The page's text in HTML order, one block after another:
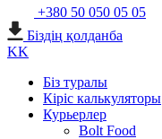
+380 50 050 05 05
Біздің қолданба
KK
Біз туралы
Кіріс калькуляторы
Курьерлер
Bolt Food